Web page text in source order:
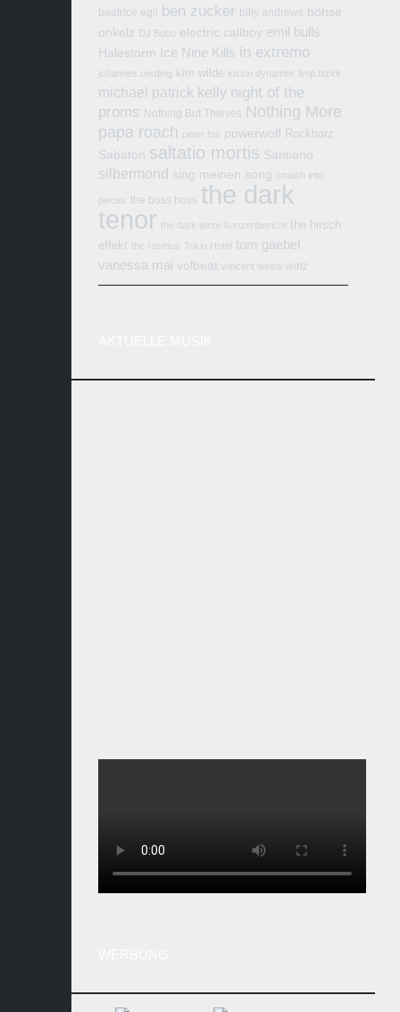
beatrice egli ben zucker billy andrews böhse
onkelz DJ Bobo electric callboy emil bulls
Halestorm Ice Nine Kills in extremo
johannes oerding kim wilde kissin dynamite limp bizkit
michael patrick kelly night of the
proms Nothing But Thieves Nothing More
papa roach peter fox powerwolf Rockharz
Sabaton saltatio mortis Santiano
silbermond sing meinen song smash into
pieces the boss hoss the dark
tenor the dark tenor konzertbericht the hirsch
effekt the rasmus Tokio Hotel tom gaebel
vanessa mai volbeat wincent weiss wirtz